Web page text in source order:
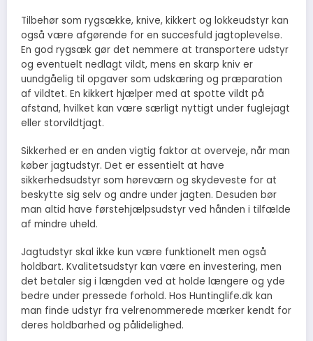
Tilbehør som rygsække, knive, kikkert og lokkeudstyr kan
også være afgørende for en succesfuld jagtoplevelse.
En god rygsæk gør det nemmere at transportere udstyr
og eventuelt nedlagt vildt, mens en skarp kniv er
uundgåelig til opgaver som udskæring og præparation
af vildtet. En kikkert hjælper med at spotte vildt på
afstand, hvilket kan være særligt nyttigt under fuglejagt
eller storvildtjagt.
Sikkerhed er en anden vigtig faktor at overveje, når man
køber jagtudstyr. Det er essentielt at have
sikkerhedsudstyr som høreværn og skydeveste for at
beskytte sig selv og andre under jagten. Desuden bør
man altid have førstehjælpsudstyr ved hånden i tilfælde
af mindre uheld.
Jagtudstyr skal ikke kun være funktionelt men også
holdbart. Kvalitetsudstyr kan være en investering, men
det betaler sig i længden ved at holde længere og yde
bedre under pressede forhold. Hos Huntinglife.dk kan
man finde udstyr fra velrenommerede mærker kendt for
deres holdbarhed og pålidelighed.